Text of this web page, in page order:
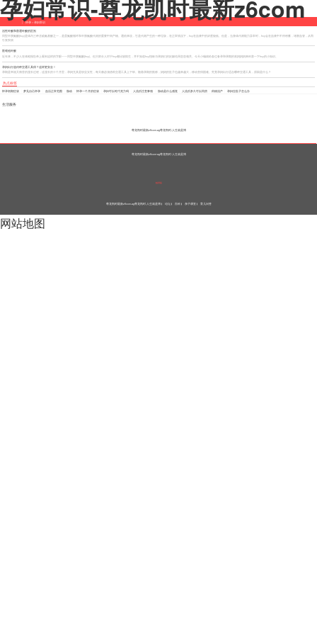
孕妇常识-尊龙凯时最新z6com
怀孕>孕妇常识
活性叶酸和普通叶酸的区别
同型半胱氨酸(hcy)是体内三种含硫氨基酸之一，是蛋氨酸循环和半胱氨酸代谢的重要中间产物。通俗来说，它是代谢产生的一种垃圾，在正常情况下，hcy在血液中的浓度较低。但是，当身体代谢能力异常时，hcy会在血液中不停积蓄，堵塞血管，从而
引发疾病
医维他叶酸
近年来，不少人在体检报告单上看到这样的字眼——同型半胱氨酸(hcy)。但大部分人对于hcy都比较陌生，并不知道hcy指标与孕妈们的妊娠结局息息相关。今天小编就给各位备孕和孕期的准妈妈妈来科普一下hcy的小知识。
孕妈出行选何种交通工具得？这样更安全！
孕期是幸福又痛苦的漫长过程，这漫长的十个月里，孕妈尤其是职业女性，每天都必须借助交通工具上下班。随着孕期的推移，妈妈的肚子也越来越大，移动变得困难。究竟孕妈出行适合哪种交通工具，原因是什么？
热点标签
怀孕初期症状
梦见自己怀孕 血压正常范围 胎动 怀孕一个月的症状 孕妇可以吃巧克力吗 人流后注意事项 胎动是什么感觉 人流后多久可以同房 药物流产 孕妇拉肚子怎么办
生活服务
尊龙凯时最新z6com-ag尊龙凯时-人生就是博
尊龙凯时最新z6com-ag尊龙凯时-人生就是博
触屏版
尊龙凯时最新z6com-ag尊龙凯时-人生就是博 论坛 百科 亲子课堂 育儿问答
网站地图